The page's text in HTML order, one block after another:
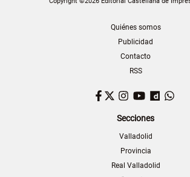
Quiénes somos
Publicidad
Contacto
RSS
Facebook
TwitterInstagram
YouTube
Secciones
Valladolid
Provincia
Real Valladolid